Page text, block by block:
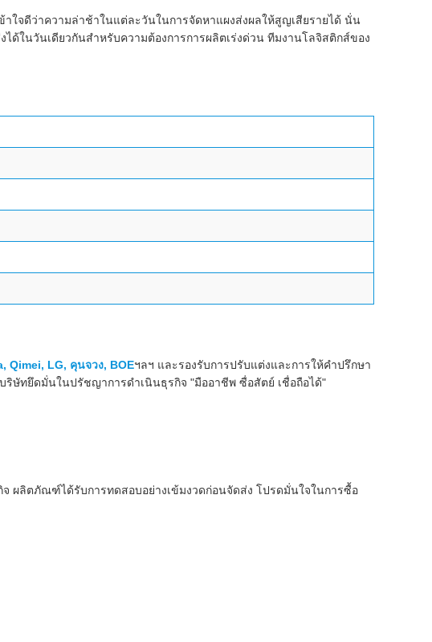
ใจดีว่าความล่าช้าในแต่ละวันในการจัดหาแผงส่งผลให้สูญเสียรายได้ นั่น
ได้ในวันเดียวกันสำหรับความต้องการการผลิตเร่งด่วน ทีมงานโลจิสติกส์ของ
Qimei, LG, คุนจวง, BOEฯลฯ และรองรับการปรับแต่งและการให้คำปรึกษา
ษัทยึดมั่นในปรัชญาการดำเนินธุรกิจ "มืออาชีพ ซื่อสัตย์ เชื่อถือได้"
ผลิตภัณฑ์ได้รับการทดสอบอย่างเข้มงวดก่อนจัดส่ง โปรดมั่นใจในการซื้อ